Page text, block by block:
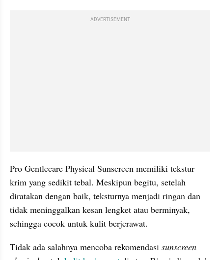
ADVERTISEMENT
Pro Gentlecare Physical Sunscreen memiliki tekstur
krim yang sedikit tebal. Meskipun begitu, setelah
diratakan dengan baik, teksturnya menjadi ringan dan
tidak meninggalkan kesan lengket atau berminyak,
sehingga cocok untuk kulit berjerawat.
Tidak ada salahnya mencoba rekomendasi sunscreen